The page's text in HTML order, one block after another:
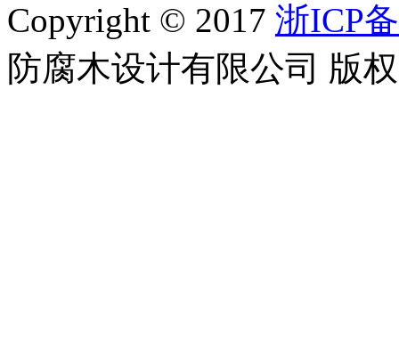
Copyright © 2017 浙ICP
防腐木设计有限公司 版